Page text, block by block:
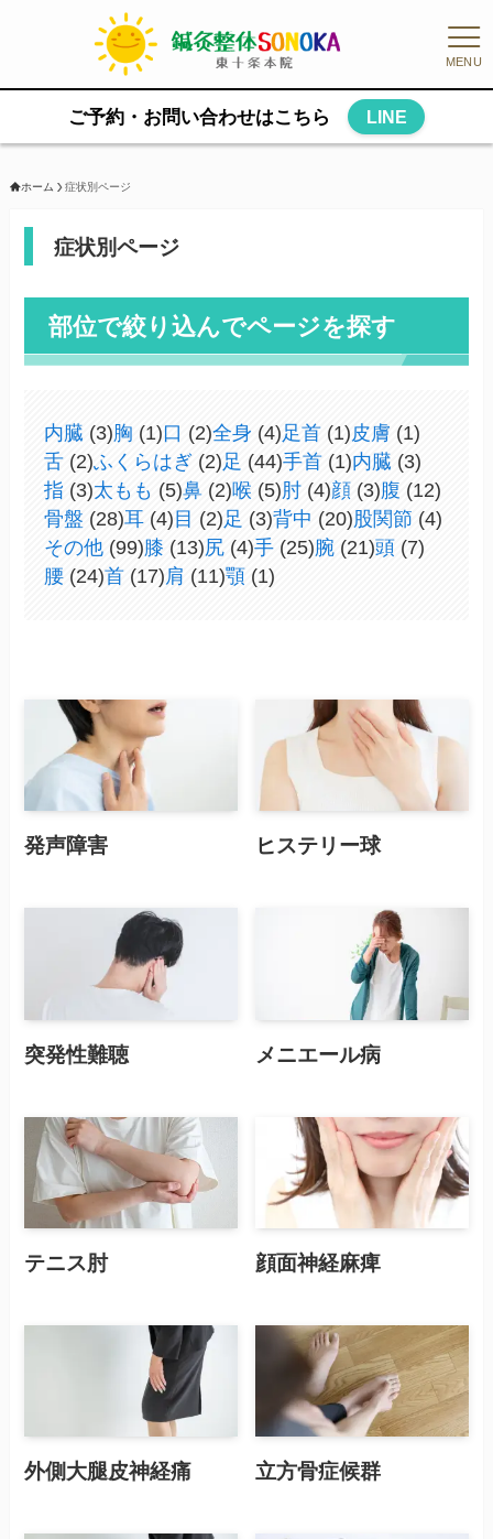
MENU
ご予約・お問い合わせはこちら LINE
ホーム 症状別ページ
症状別ページ
部位で絞り込んでページを探す
内臓 (3)胸 (1)口 (2)全身 (4)足首 (1)皮膚 (1)
舌 (2)ふくらはぎ (2)足 (44)手首 (1)内臓 (3)
指 (3)太もも (5)鼻 (2)喉 (5)肘 (4)顔 (3)腹 (12)
骨盤 (28)耳 (4) 目 (2)足 (3)背中 (20)股関節 (4)
その他 (99)膝 (13)尻 (4)手 (25)腕 (21)頭 (7)
腰 (24)首 (17)肩 (11)顎 (1)
発声障害 ヒステリー球
突発性難聴 メニエール病
テニス肘 顔面神経麻痺
外側大腿皮神経痛 立方骨症候群